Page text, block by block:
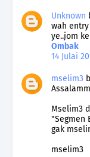
Unknown
wah
ye..jom
Ombak
14 Julai
mselim3
Mselim3
"Segmen
gak
mselim3